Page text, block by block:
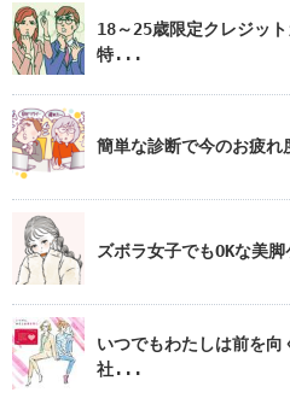
18～25歳限定クレジッ
特...
簡単な診断で今のお疲れ
ズボラ女子でもOKな美脚
いつでもわたしは前を
社...